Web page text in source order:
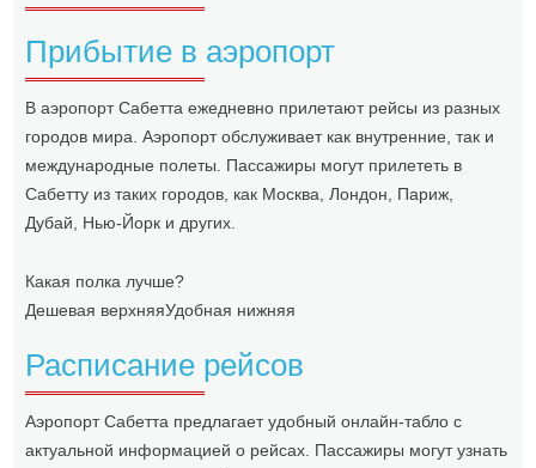
Прибытие в аэропорт
В аэропорт Сабетта ежедневно прилетают рейсы из разных
городов мира. Аэропорт обслуживает как внутренние, так и
международные полеты. Пассажиры могут прилететь в
Сабетту из таких городов, как Москва, Лондон, Париж,
Дубай, Нью-Йорк и других.
Какая полка лучше?
Дешевая верхняяУдобная нижняя
Расписание рейсов
Аэропорт Сабетта предлагает удобный онлайн-табло с
актуальной информацией о рейсах. Пассажиры могут узнать